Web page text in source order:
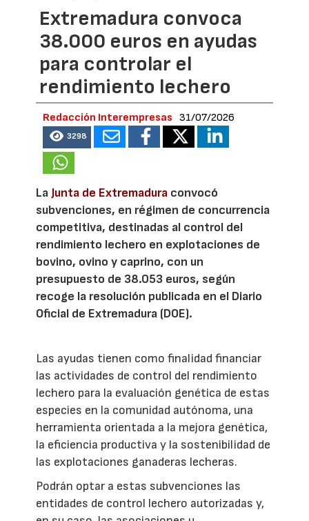
Extremadura convoca
38.000 euros en ayudas
para controlar el
rendimiento lechero
Redacción Interempresas 31/07/2026
3298
LaJunta de Extremadura convocó
subvenciones, en régimen de concurrencia
competitiva, destinadas al control del
rendimiento lechero en explotaciones de
bovino, ovino y caprino, con un
presupuesto de 38.053 euros, según
recoge la resolución publicada en el Diario
Oficial de Extremadura (DOE).
Las ayudas tienen como finalidad financiar
las actividades de control del rendimiento
lechero para la evaluación genética de estas
especies en la comunidad autónoma, una
herramienta orientada a la mejora genética,
la eficiencia productiva y la sostenibilidad de
las explotaciones ganaderas lecheras.
Podrán optar a estas subvenciones las
entidades de control lechero autorizadas y,